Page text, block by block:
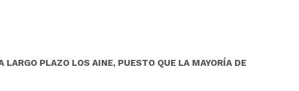
PLAZO LOS AINE, PUESTO QUE LA MAYORÍA DE